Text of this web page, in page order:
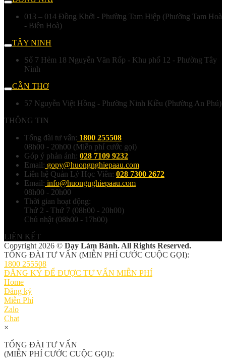
013 – 014 Đồng Khởi - Phường Tam Hiệp (Phường Tam Hoà
- Biên Hoà)
TÂY NINH
Số 7 Hẻm 18 Nguyễn Văn Rốp - Khu phố 12 - Phường Tây
Ninh
CẦN THƠ
57 Nguyễn Việt Hồng - Phường Ninh Kiều (Phường An Phú)
THÔNG TIN
Tổng đài tư vấn: 1800 255508
08h00 - 20h00 (Miễn phí cước gọi)
Góp ý phản ánh: 028 7109 9232
Email: gopy@huongnghiepaau.com
Liên hệ Quản Lý Học Viên: 028 7300 2672
Email: info@huongnghiepaau.com
08h00 - 20h00
Thời gian hoạt động:
Thứ 2 - Thứ 7 (08h00 - 20h00)
Chủ nhật (08h00 - 17h00)
LIÊN KẾT
Copyright 2026 © Dạy Làm Bánh. All Rights Reserved.
TỔNG ĐÀI TƯ VẤN (MIỄN PHÍ CƯỚC CUỘC GỌI):
1800 255508
ĐĂNG KÝ ĐỂ ĐƯỢC TƯ VẤN MIỄN PHÍ
Home
Đăng ký
Miễn Phí
Zalo
Chat
×
TỔNG ĐÀI TƯ VẤN
(MIỄN PHÍ CƯỚC CUỘC GỌI):